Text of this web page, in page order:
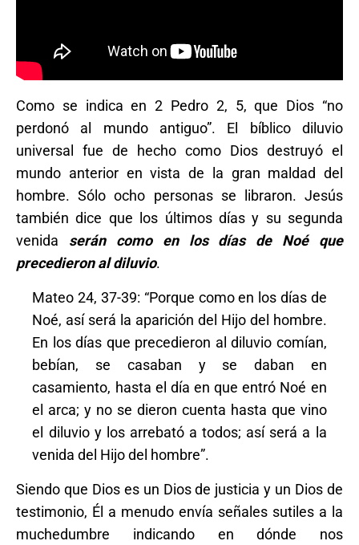
Como se indica en 2 Pedro 2, 5, que Dios “no
perdonó al mundo antiguo”. El bíblico diluvio
universal fue de hecho como Dios destruyó el
mundo anterior en vista de la gran maldad del
hombre. Sólo ocho personas se libraron. Jesús
también dice que los últimos días y su segunda
venida serán como en los días de Noé que
precedieron al diluvio.
Mateo 24, 37-39: “Porque como en los días de
Noé, así será la aparición del Hijo del hombre.
En los días que precedieron al diluvio comían,
bebían, se casaban y se daban en
casamiento, hasta el día en que entró Noé en
el arca; y no se dieron cuenta hasta que vino
el diluvio y los arrebató a todos; así será a la
venida del Hijo del hombre”.
Siendo que Dios es un Dios de justicia y un Dios de
testimonio, Él a menudo envía señales sutiles a la
muchedumbre indicando en dónde nos